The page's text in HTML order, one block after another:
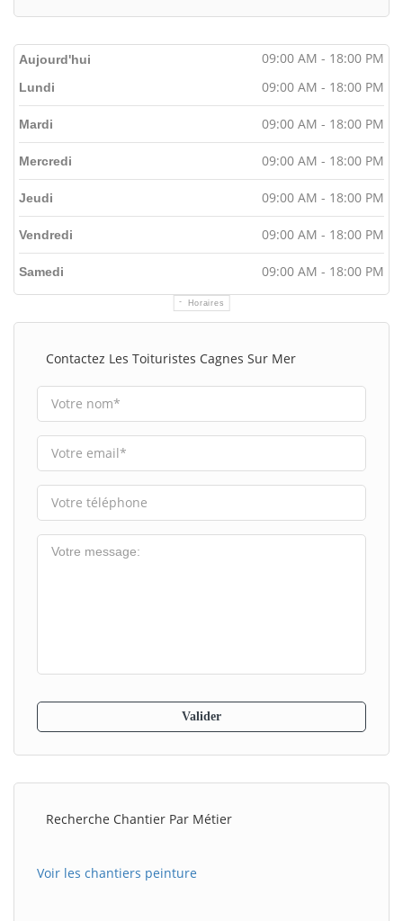
Aujourd'hui 09:00 AM - 18:00 PM
Horaires
Lundi 09:00 AM - 18:00 PM
Mardi 09:00 AM - 18:00 PM
Mercredi 09:00 AM - 18:00 PM
Jeudi 09:00 AM - 18:00 PM
Vendredi 09:00 AM - 18:00 PM
Samedi 09:00 AM - 18:00 PM
Contactez Les Toituristes Cagnes Sur Mer
Recherche Chantier Par Métier
Voir les chantiers peinture